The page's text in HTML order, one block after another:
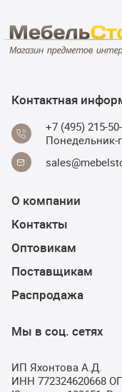
Контактная
+7 (495) 215-
Понедельник-
О компании
Контакты
Оптовикам
Поставщикам
Распродажа
Мы в соц. сетях
ИП Яхонтова А.Д.
ИНН 772324620668